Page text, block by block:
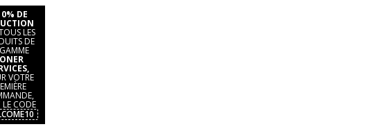
DE
LES
DE
VOTRE
LE CODE